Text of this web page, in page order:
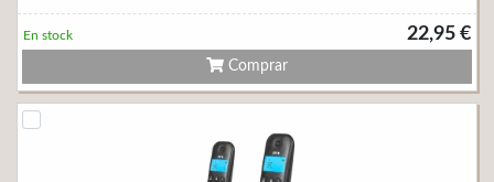
22,95 €
En stock
Comprar